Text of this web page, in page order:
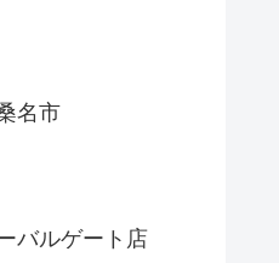
名市
バルゲート店